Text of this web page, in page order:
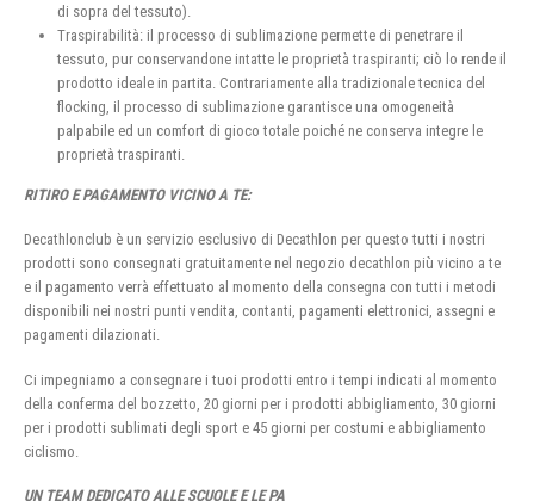
di sopra del tessuto).
Traspirabilità: il processo di sublimazione permette di penetrare il
tessuto, pur conservandone intatte le proprietà traspiranti; ciò lo rende il
prodotto ideale in partita. Contrariamente alla tradizionale tecnica del
flocking, il processo di sublimazione garantisce una omogeneità
palpabile ed un comfort di gioco totale poiché ne conserva integre le
proprietà traspiranti.
RITIRO E PAGAMENTO VICINO A TE:
Decathlonclub è un servizio esclusivo di Decathlon per questo tutti i nostri
prodotti sono consegnati gratuitamente nel negozio decathlon più vicino a te
e il pagamento verrà effettuato al momento della consegna con tutti i metodi
disponibili nei nostri punti vendita, contanti, pagamenti elettronici, assegni e
pagamenti dilazionati.
Ci impegniamo a consegnare i tuoi prodotti entro i tempi indicati al momento
della conferma del bozzetto, 20 giorni per i prodotti abbigliamento, 30 giorni
per i prodotti sublimati degli sport e 45 giorni per costumi e abbigliamento
ciclismo.
UN TEAM DEDICATO ALLE SCUOLE E LE PA